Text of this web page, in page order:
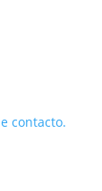
contacto.